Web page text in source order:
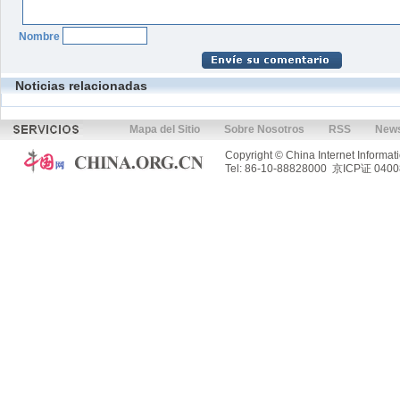
Nombre
Noticias relacionadas